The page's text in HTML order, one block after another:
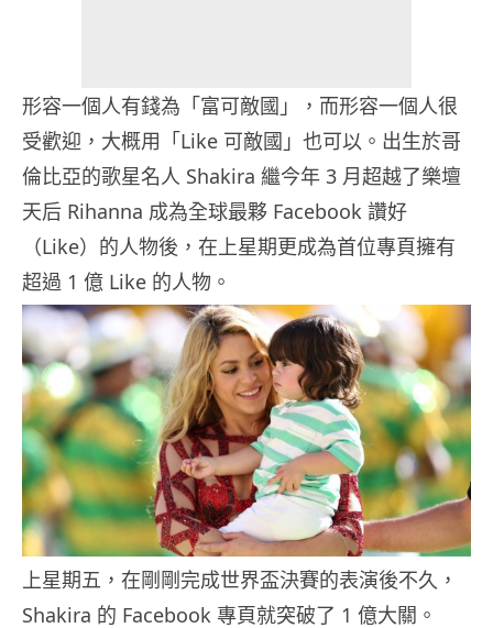
形容一個人有錢為「富可敵國」，而形容一個人很
受歡迎，大概用「Like 可敵國」也可以。出生於哥
倫比亞的歌星名人 Shakira 繼今年 3 月超越了樂壇
天后 Rihanna 成為全球最夥 Facebook 讚好
（Like）的人物後，在上星期更成為首位專頁擁有
超過 1 億 Like 的人物。
上星期五，在剛剛完成世界盃決賽的表演後不久，
Shakira 的 Facebook 專頁就突破了 1 億大關。